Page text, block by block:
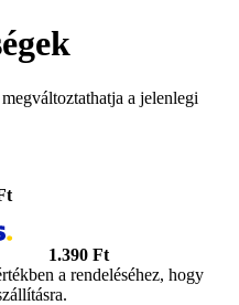
a jelenlegi
1.390 Ft
a rendeléséhez, hogy